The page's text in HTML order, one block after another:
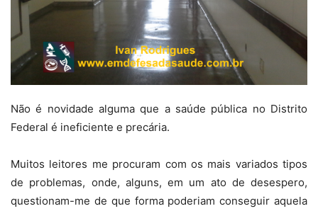
Não é novidade alguma que a saúde pública no Distrito
Federal é ineficiente e precária.
Muitos leitores me procuram com os mais variados tipos
de problemas, onde, alguns, em um ato de desespero,
questionam-me de que forma poderiam conseguir aquela